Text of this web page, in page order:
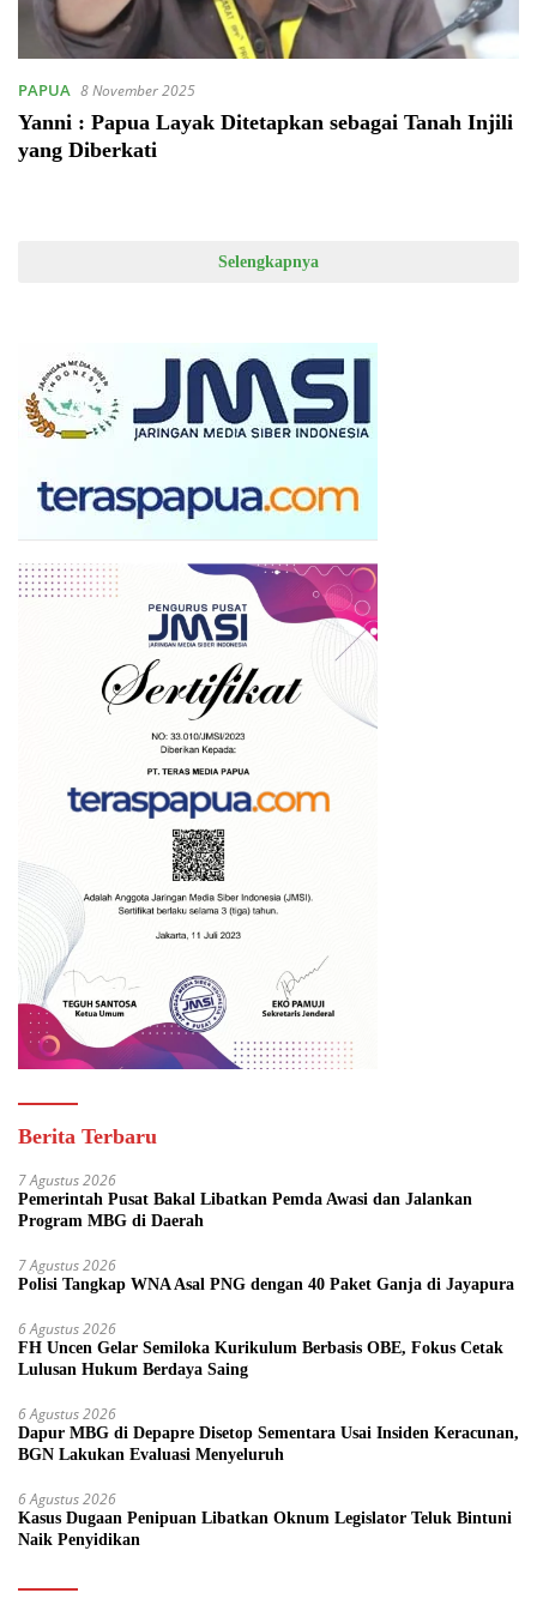
PAPUA 8 November 2025
Yanni : Papua Layak Ditetapkan sebagai Tanah Injili
yang Diberkati
Selengkapnya
Berita Terbaru
7 Agustus 2026
Pemerintah Pusat Bakal Libatkan Pemda Awasi dan Jalankan
Program MBG di Daerah
7 Agustus 2026
Polisi Tangkap WNA Asal PNG dengan 40 Paket Ganja di Jayapura
6 Agustus 2026
FH Uncen Gelar Semiloka Kurikulum Berbasis OBE, Fokus Cetak
Lulusan Hukum Berdaya Saing
6 Agustus 2026
Dapur MBG di Depapre Disetop Sementara Usai Insiden Keracunan,
BGN Lakukan Evaluasi Menyeluruh
6 Agustus 2026
Kasus Dugaan Penipuan Libatkan Oknum Legislator Teluk Bintuni
Naik Penyidikan